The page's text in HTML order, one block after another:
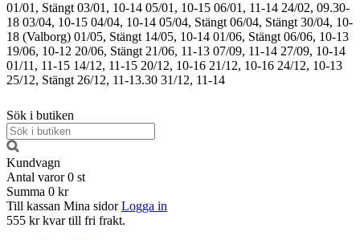
01/01, Stängt 03/01, 10-14 05/01, 10-15 06/01, 11-14 24/02, 09.30-
18 03/04, 10-15 04/04, 10-14 05/04, Stängt 06/04, Stängt 30/04, 10-
18 (Valborg) 01/05, Stängt 14/05, 10-14 01/06, Stängt 06/06, 10-13
19/06, 10-12 20/06, Stängt 21/06, 11-13 07/09, 11-14 27/09, 10-14
01/11, 11-15 14/12, 11-15 20/12, 10-16 21/12, 10-16 24/12, 10-13
25/12, Stängt 26/12, 11-13.30 31/12, 11-14
Sök i butiken
Kundvagn
Antal varor 0 st
Summa 0 kr
Till kassan Mina sidor Logga in
555 kr kvar till fri frakt.